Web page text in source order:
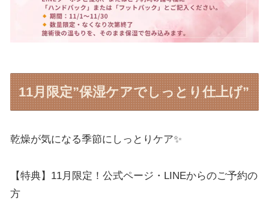
11月限定”保湿ケアでしっとり仕上げ”
乾燥が気になる季節にしっとりケア✨
【特典】11月限定！公式ページ・LINEからのご予約の
方